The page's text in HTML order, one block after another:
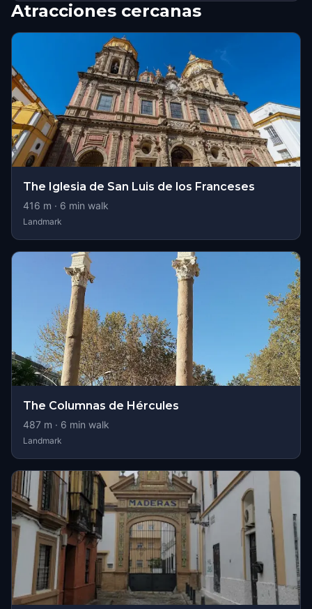
Atracciones cercanas
The Iglesia de San Luis de los Franceses
416 m · 6 min walk
Landmark
The Columnas de Hércules
487 m · 6 min walk
Landmark